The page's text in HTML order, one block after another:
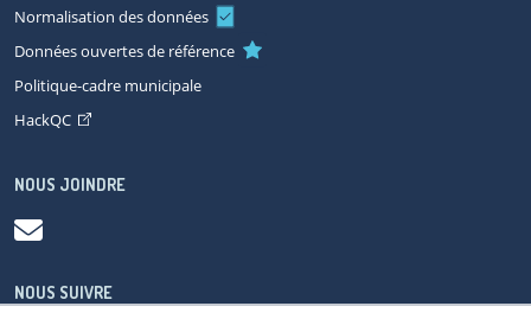
Normalisation des données
Données ouvertes de référence
Politique-cadre municipale
HackQC
NOUS JOINDRE
NOUS SUIVRE